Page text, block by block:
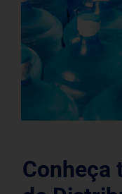
Conheça